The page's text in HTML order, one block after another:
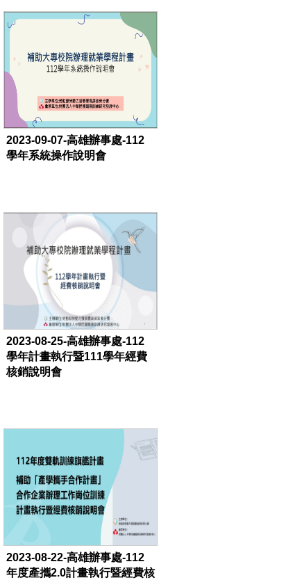
2023-09-07-高雄辦事處-112
學年系統操作說明會
2023-08-25-高雄辦事處-112
學年計畫執行暨111學年經費
核銷說明會
2023-08-22-高雄辦事處-112
年度產攜2.0計畫執行暨經費核